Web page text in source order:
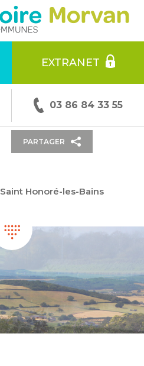
03 86 84 33 55
EXTRANET
Saint Honoré-les-Bains
PARTAGER